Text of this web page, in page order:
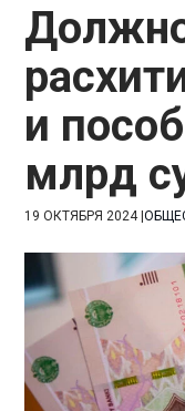
и
млрд
19 ОКТЯБРЯ 2024|